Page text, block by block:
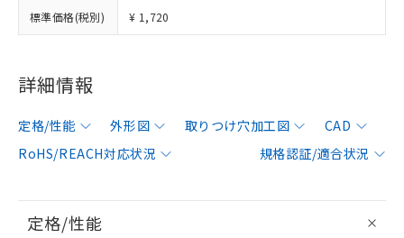
標準価格(税別) ¥ 1,720
詳細情報
定格/性能 外形図 取りつけ穴加工図
CAD
RoHS/REACH対応状況
規格認証/適合状況
定格/性能